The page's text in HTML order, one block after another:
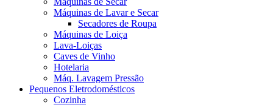
Máquinas de Lavar e Secar
Secadores de Roupa
Máquinas de Loiça
Lava-Loiças
Caves de Vinho
Hotelaria
Máq. Lavagem Pressão
Pequenos Eletrodomésticos
Cozinha